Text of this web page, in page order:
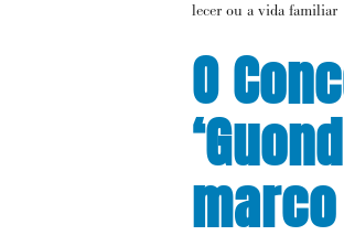
lecer ou a vida familiar
O